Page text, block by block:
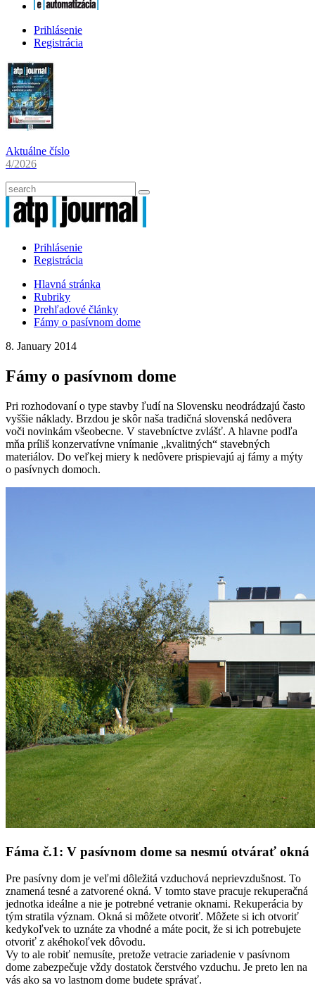
Prihlásenie
Registrácia
Aktuálne číslo
4/2026
Prihlásenie
Registrácia
Hlavná stránka
Rubriky
Prehľadové články
Fámy o pasívnom dome
8. January 2014
Fámy o pasívnom dome
Pri rozhodovaní o type stavby ľudí na Slovensku neodrádzajú často
vyššie náklady. Brzdou je skôr naša tradičná slovenská nedôvera
voči novinkám všeobecne. V stavebníctve zvlášť. A hlavne podľa
mňa príliš konzervatívne vnímanie „kvalitných“ stavebných
materiálov. Do veľkej miery k nedôvere prispievajú aj fámy a mýty
o pasívnych domoch.
Fáma č.1: V pasívnom dome sa nesmú otvárať okná
Pre pasívny dom je veľmi dôležitá vzduchová neprievzdušnost. To
znamená tesné a zatvorené okná. V tomto stave pracuje rekuperačná
jednotka ideálne a nie je potrebné vetranie oknami. Rekuperácia by
tým stratila význam. Okná si môžete otvoriť. Môžete si ich otvoriť
kedykoľvek to uznáte za vhodné a máte pocit, že si ich potrebujete
otvoriť z akéhokoľvek dôvodu.
Vy to ale robiť nemusíte, pretože vetracie zariadenie v pasívnom
dome zabezpečuje vždy dostatok čerstvého vzduchu. Je preto len na
vás ako sa vo lastnom dome budete správať.